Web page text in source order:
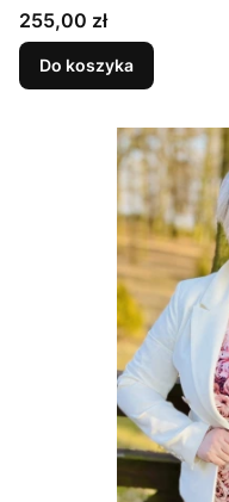
Cena
255,00 zł
Do koszyka